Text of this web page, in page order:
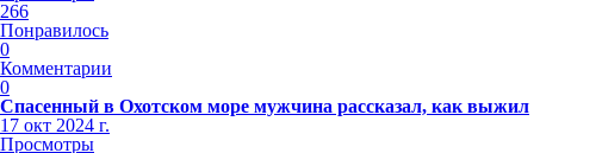
266
Понравилось
0
Комментарии
0
Спасенный в Охотском море мужчина рассказал, как выжил
17 окт 2024 г.
Просмотры